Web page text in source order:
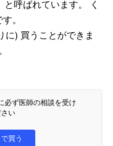
と呼ばれています。
く
。
に) 買うことができま
必ず医師の相談を受け
い
買う